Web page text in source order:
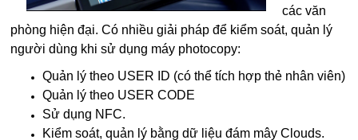
các văn
phòng hiện đại. Có nhiều giải pháp để kiểm soát, quản lý
người dùng khi sử dụng máy photocopy:
Quản lý theo USER ID (có thể tích hợp thẻ nhân viên)
Quản lý theo USER CODE
Sử dụng NFC.
Kiểm soát, quản lý bằng dữ liệu đám mây Clouds.